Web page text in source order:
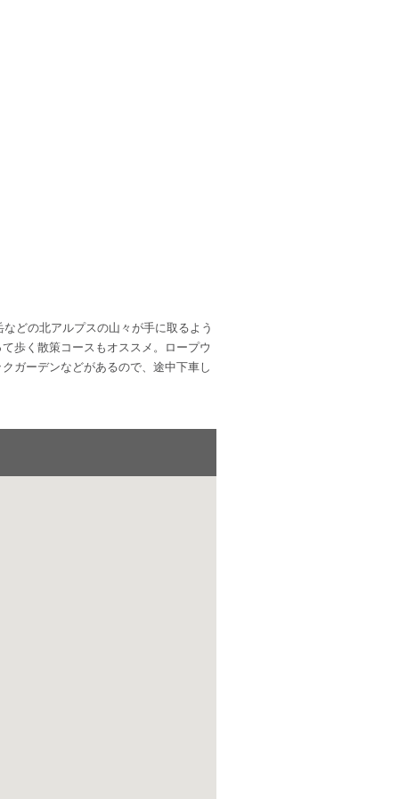
どの北アルプスの山々が手に取るよう
歩く散策コースもオススメ。ロープウ
ガーデンなどがあるので、途中下車し